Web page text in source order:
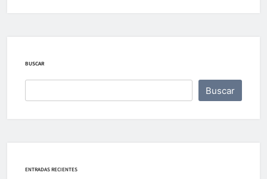
BUSCAR
Buscar
ENTRADAS RECIENTES